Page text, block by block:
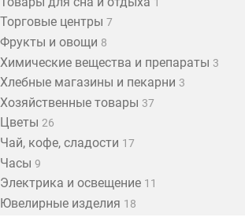
Торговые центры 7
Фрукты и овощи 8
Химические вещества и препараты 3
Хлебные магазины и пекарни 3
Хозяйственные товары 37
Цветы 26
Чай, кофе, сладости 17
Часы 9
Электрика и освещение 11
Ювелирные изделия 18